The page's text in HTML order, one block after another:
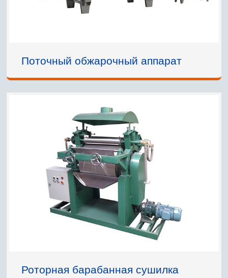
Поточный обжарочный аппарат
Роторная барабанная сушилка